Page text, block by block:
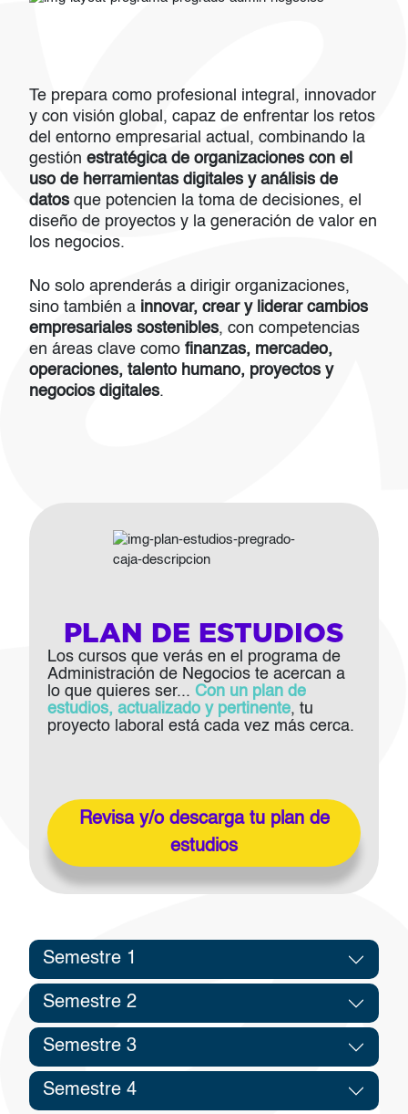
Te prepara como profesional integral, innovador
y con visión global, capaz de enfrentar los retos
del entorno empresarial actual, combinando la
gestiónestratégica de organizaciones con el
uso de herramientas digitales y análisis de
datos que potencien la toma de decisiones, el
diseño de proyectos y la generación de valor en
los negocios.
No solo aprenderás a dirigir organizaciones,
sino también a innovar, crear y liderar cambios
empresariales sostenibles, con competencias
en áreas clave comofinanzas, mercadeo,
operaciones, talento humano, proyectos y
negocios digitales.
PLAN DE ESTUDIOS
Los cursos que verás en el programa de
Administración de Negocios te acercan a
lo que quieres ser...Con un plan de
estudios, actualizado y pertinente, tu
proyecto laboral está cada vez más cerca.
Revisa y/o descarga tu plan de
estudios
Semestre 1
Semestre 2
Semestre 3
Semestre 4